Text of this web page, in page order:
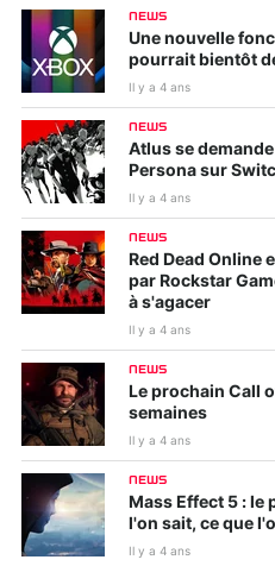
NEWS
Une nouvelle
pourrait bientôt
Il y a 4 ans
NEWS
Atlus se
Persona sur
Il y a 4 ans
NEWS
Red Dead Online
par Rockstar
à s'agacer
Il y a 4 ans
NEWS
Le prochain Call
semaines
Il y a 4 ans
NEWS
Mass Effect 5 : le
l'on sait, ce que
Il y a 4 ans